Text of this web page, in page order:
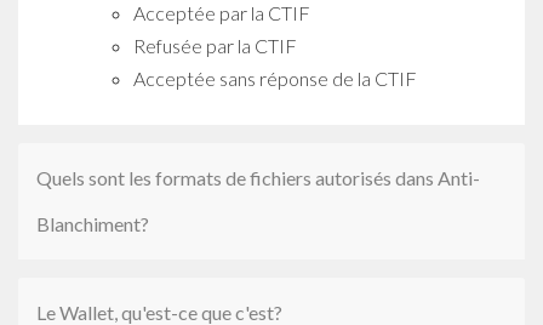
Acceptée par la CTIF
Refusée par la CTIF
Acceptée sans réponse de la CTIF
Quels sont les formats de fichiers autorisés dans Anti-
Blanchiment?
Le Wallet, qu'est-ce que c'est?